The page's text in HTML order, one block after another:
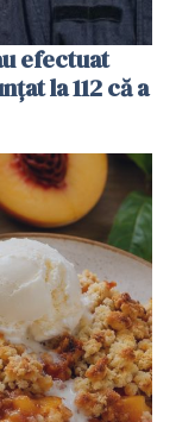
efectuat
la 112 că a